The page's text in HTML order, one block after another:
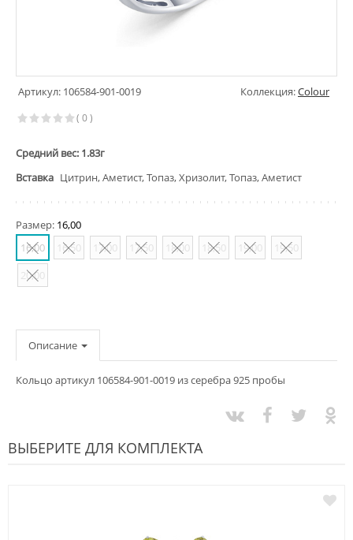
Артикул: 106584-901-0019 Коллекция:Colour
( 0 )
Средний вес: 1.83г
Вставка Цитрин, Аметист, Топаз, Хризолит, Топаз, Аметист
Размер: 16,00
16,00
16,50 17,00 17,50 18,00 18,50 19,00
19,50
20,00
Описание
Кольцо артикул 106584-901-0019 из серебра 925 пробы
ВЫБЕРИТЕ ДЛЯ КОМПЛЕКТА